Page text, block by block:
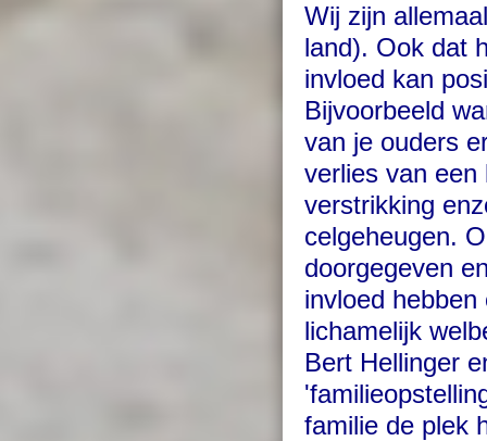
Wij zijn
land). Ook dat
invloed kan
Bijvoorbeeld
van je ouders
verlies van
verstrikking
celgeheugen.
doorgegeven
invloed
lichamelijk
Bert Hellinger
familie de plek